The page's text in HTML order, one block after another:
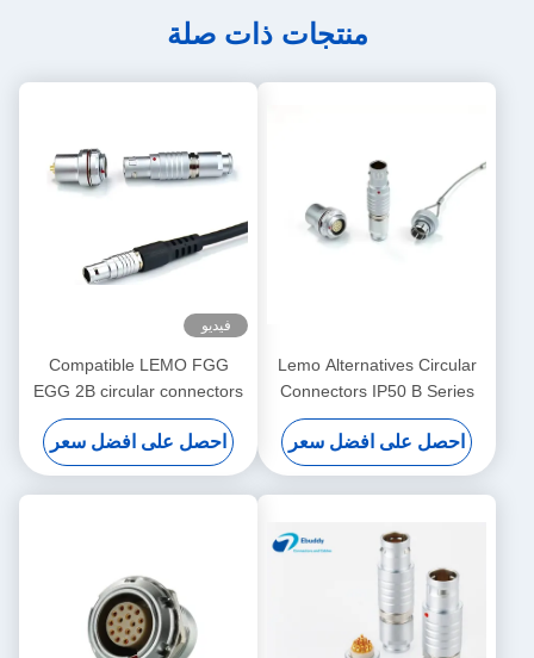
منتجات ذات صلة
Lemo Alternatives Circular
Connectors IP50 B Series
Socket Plug with Dust-proof
Cover
احصل على افضل سعر
فيديو
Compatible LEMO FGG
EGG 2B circular connectors
Male And Female With
Customized Cable Assmebly
Manufacturer
احصل على افضل سعر